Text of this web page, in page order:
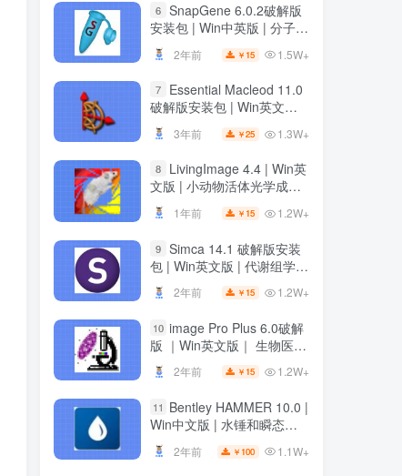
6 SnapGene 6.0.2破解版
安装包 | Win中英版 | 分子生
物学软件 | 下载及安装教程
2年前 ￥ 15 1.5W+
7
Essential Macleod 11.0
破解版安装包 | Win英文版 |
光学薄膜分析与设计软件 |
下载及安装教程
3年前 ￥25 1.3W+
8
LivingImage 4.4 | Win英
文版 | 小动物活体光学成像
软件 | 安装教程
1年前 ￥ 15 1.2W+
9 Simca 14.1 破解版安装
包 | Win英文版 | 代谢组学数
据分析软件 | 安装教程
2年前 ￥ 15 1.2W+
10 image Pro Plus 6.0破解
版 ｜Win英文版｜ 生物医学
科研绘图软件 ｜安装教程
2年前 ￥ 15 1.2W+
11 Bentley HAMMER 10.0 |
Win中文版 | 水锤和瞬态分
析软件 | 安装教程
2年前 ￥ 100 1.1W+